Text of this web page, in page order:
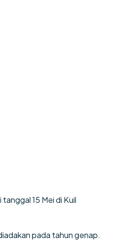
15 Mei di Kuil
pada tahun genap.